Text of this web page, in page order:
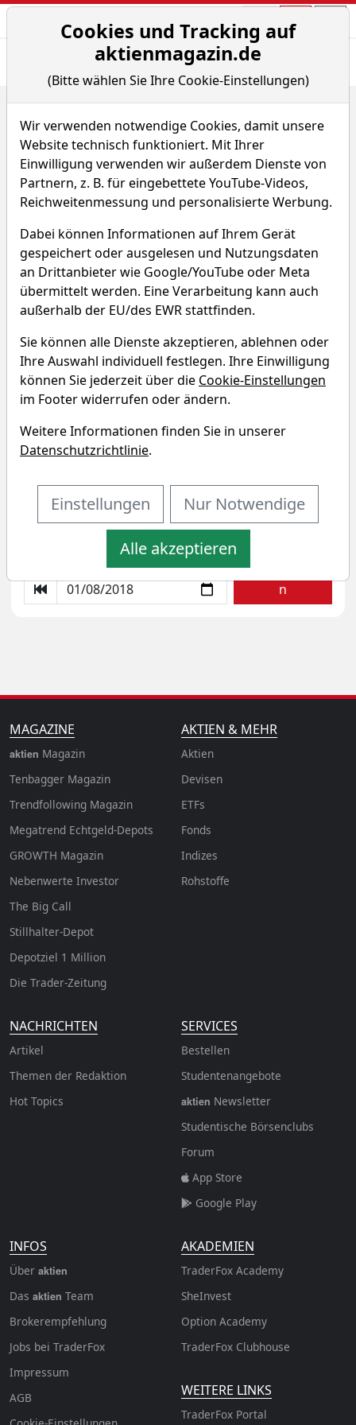
Aktien- und
Home
Fonds
DKB Nachhaltigkeitsfonds Â– DKB Nachhaltigkeits...
Sparplan-Simulator
DKB Nachhaltigkeitsfonds Â–
DKB Nachhaltigkeitsfonds
SDG
DKEB
WKN 541954
ISIN LU0117118041
DKB Nachhaltigkeitsfonds Â–
DKB Nachhaltigkeitsfonds SDG
Startkapital monatlicher Sparbetrag
Startdatum wählen
Aktualisiere
n
MAGAZINE
aktien Magazin
Tenbagger Magazin
Trendfollowing Magazin
Megatrend Echtgeld-Depots
GROWTH Magazin
Nebenwerte Investor
The Big Call
Stillhalter-Depot
Depotziel 1 Million
Die Trader-Zeitung
AKTIEN & MEHR
Aktien
Devisen
ETFs
Fonds
Indizes
Rohstoffe
NACHRICHTEN
Artikel
Themen der Redaktion
Hot Topics
SERVICES
Bestellen
Studentenangebote
aktien Newsletter
Studentische Börsenclubs
Forum
App Store
Google Play
INFOS
Über aktien
Das aktien Team
Brokerempfehlung
Jobs bei TraderFox
Impressum
AGB
AKADEMIEN
TraderFox Academy
SheInvest
Option Academy
TraderFox Clubhouse
WEITERE LINKS
TraderFox Portal
Cookies und Tracking auf
aktienmagazin.de
(Bitte wählen Sie Ihre Cookie-Einstellungen)
Wir verwenden notwendige Cookies, damit unsere
Website technisch funktioniert. Mit Ihrer
Einwilligung verwenden wir außerdem Dienste von
Partnern, z. B. für eingebettete YouTube-Videos,
Reichweitenmessung und personalisierte Werbung.
Dabei können Informationen auf Ihrem Gerät
gespeichert oder ausgelesen und Nutzungsdaten
an Drittanbieter wie Google/YouTube oder Meta
übermittelt werden. Eine Verarbeitung kann auch
außerhalb der EU/des EWR stattfinden.
Sie können alle Dienste akzeptieren, ablehnen oder
Ihre Auswahl individuell festlegen. Ihre Einwilligung
können Sie jederzeit über die Cookie-Einstellungen
im Footer widerrufen oder ändern.
Weitere Informationen finden Sie in unserer
Datenschutzrichtlinie.
Einstellungen Nur Notwendige
Alle akzeptieren